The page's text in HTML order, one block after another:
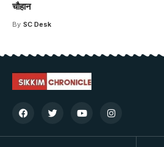
चौहान
By SC Desk